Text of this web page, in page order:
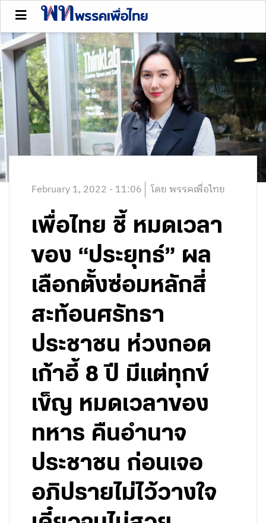
February 1, 2022 - 11:06 โดย พรรคเพื่อไทย
เพื่อไทย ชี้ หมดเวลา
ของ “ประยุทธ์” ผล
เลือกตั้งซ่อมหลักสี่
สะท้อนศรัทธา
ประชาชน ห่วงกอด
เก้าอี้ 8 ปี มีแต่ทุกข์
เข็ญ หมดเวลาของ
ทหาร คืนอำนาจ
ประชาชน ก่อนเจอ
อภิปรายไม่ไว้วางใจ